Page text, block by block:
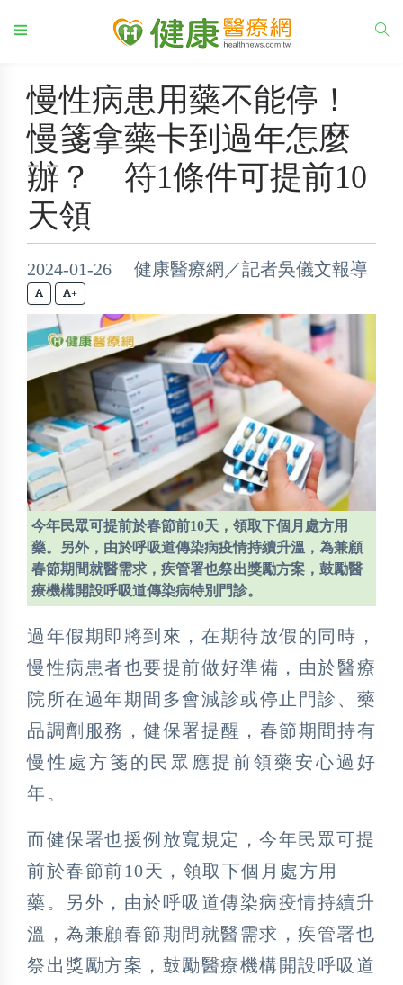
慢性病患用藥不能停！
慢箋拿藥卡到過年怎麼
辦？ 符1條件可提前10
天領
2024-01-26 健康醫療網／記者吳儀文報導
+
今年民眾可提前於春節前10天，領取下個月處方用
藥。另外，由於呼吸道傳染病疫情持續升溫，為兼顧
春節期間就醫需求，疾管署也祭出獎勵方案，鼓勵醫
療機構開設呼吸道傳染病特別門診。
過年假期即將到來，在期待放假的同時，
慢性病患者也要提前做好準備，由於醫療
院所在過年期間多會減診或停止門診、藥
品調劑服務，健保署提醒，春節期間持有
慢性處方箋的民眾應提前領藥安心過好
年。
而健保署也援例放寬規定，今年民眾可提
前於春節前10天，領取下個月處方用
藥。另外，由於呼吸道傳染病疫情持續升
溫，為兼顧春節期間就醫需求，疾管署也
祭出獎勵方案，鼓勵醫療機構開設呼吸道